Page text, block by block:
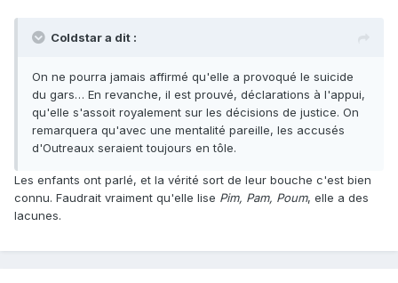
Coldstar a dit :
On ne pourra jamais affirmé qu'elle a provoqué le suicide
du gars… En revanche, il est prouvé, déclarations à l'appui,
qu'elle s'assoit royalement sur les décisions de justice. On
remarquera qu'avec une mentalité pareille, les accusés
d'Outreaux seraient toujours en tôle.
Les enfants ont parlé, et la vérité sort de leur bouche c'est bien
connu. Faudrait vraiment qu'elle lise Pim, Pam, Poum, elle a des
lacunes.